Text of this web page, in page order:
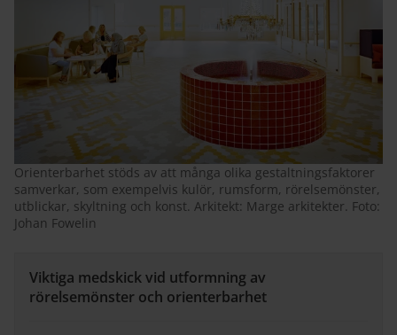
Orienterbarhet stöds av att många olika gestaltningsfaktorer
samverkar, som exempelvis kulör, rumsform, rörelsemönster,
utblickar, skyltning och konst. Arkitekt: Marge arkitekter. Foto:
Johan Fowelin
Viktiga medskick vid utformning av
rörelsemönster och orienterbarhet